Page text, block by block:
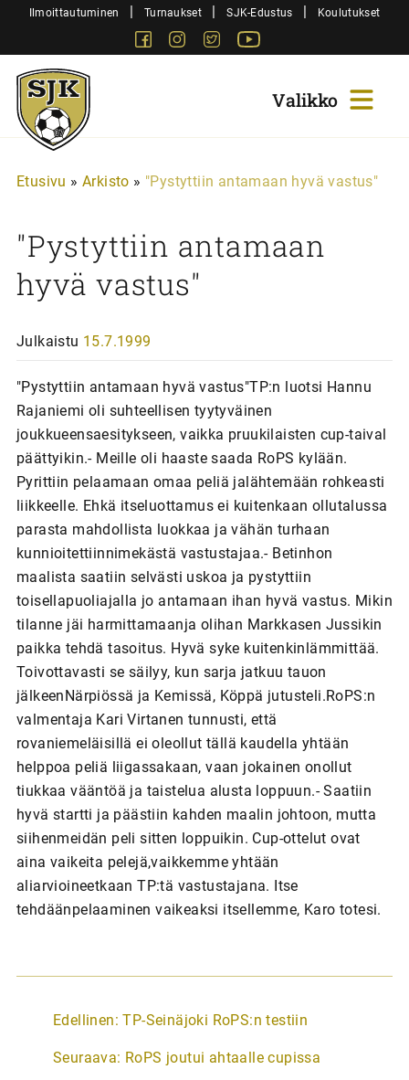
SiirryIlmoittautuminen | Turnaukset | SJK-Edustus | Koulutukset
FacebookInstagram
Twitter
Sjk-
Juniorit
Etusivu » Arkisto » "Pystyttiin antamaan hyvä vastus"
"Pystyttiin antamaan
hyvä vastus"
Julkaistu 15.7.1999
"Pystyttiin antamaan hyvä vastus"TP:n luotsi Hannu
Rajaniemi oli suhteellisen tyytyväinen
joukkueensaesitykseen, vaikka pruukilaisten cup-taival
päättyikin.- Meille oli haaste saada RoPS kylään.
Pyrittiin pelaamaan omaa peliä jalähtemään rohkeasti
liikkeelle. Ehkä itseluottamus ei kuitenkaan ollutalussa
parasta mahdollista luokkaa ja vähän turhaan
kunnioitettiinnimekästä vastustajaa.- Betinhon
maalista saatiin selvästi uskoa ja pystyttiin
toisellapuoliajalla jo antamaan ihan hyvä vastus. Mikin
tilanne jäi harmittamaanja olihan Markkasen Jussikin
paikka tehdä tasoitus. Hyvä syke kuitenkinlämmittää.
Toivottavasti se säilyy, kun sarja jatkuu tauon
jälkeenNärpiössä ja Kemissä, Köppä jutusteli.RoPS:n
valmentaja Kari Virtanen tunnusti, että
rovaniemeläisillä ei oleollut tällä kaudella yhtään
helppoa peliä liigassakaan, vaan jokainen onollut
tiukkaa vääntöä ja taistelua alusta loppuun.- Saatiin
hyvä startti ja päästiin kahden maalin johtoon, mutta
siihenmeidän peli sitten loppuikin. Cup-ottelut ovat
aina vaikeita pelejä,vaikkemme yhtään
aliarvioineetkaan TP:tä vastustajana. Itse
tehdäänpelaaminen vaikeaksi itsellemme, Karo totesi.
A
t
Edellinen: TP-Seinäjoki RoPS:n testiin
Seuraava: RoPS joutui ahtaalle cupissa